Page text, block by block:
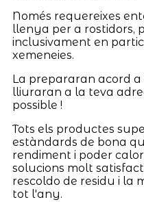
Només requereixes
llenya per a rostidors,
inclusivament en
xemeneies.
La prepararan acord a
lliuraran a la teva
possible !
Tots els productes
estàndards de bona
rendiment i poder
solucions molt
rescoldo de residu i la
tot l'any.